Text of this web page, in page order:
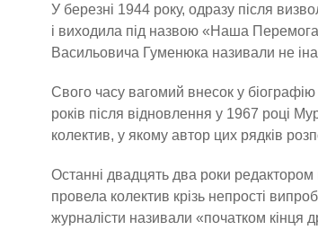
У березні 1944 року, одразу після
і виходила під назвою «Наша
Васильовича Гуменюка називали не
Свого часу вагомий внесок у біографію
років після відновлення у 1967 році
колектив, у якому автор цих рядків
Останні двадцять два роки
провела колектив крізь непрості
журналісти називали «початком кінця